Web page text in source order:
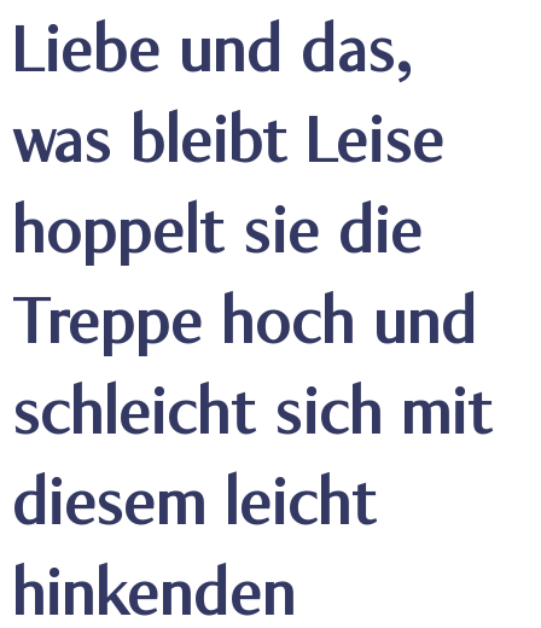
Liebe und das,
was bleibt Leise
hoppelt sie die
Treppe hoch und
schleicht sich mit
diesem leicht
hinkenden